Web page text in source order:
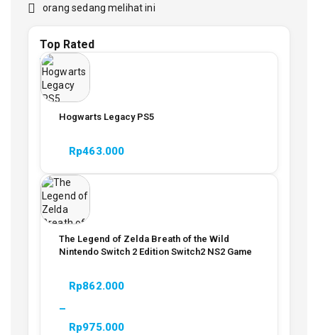
Top Rated
Hogwarts Legacy PS5
Rp463.000
The Legend of Zelda Breath of the Wild
Nintendo Switch 2 Edition Switch2 NS2 Game
Rp862.000
–
Rp975.000
orang sedang melihat ini